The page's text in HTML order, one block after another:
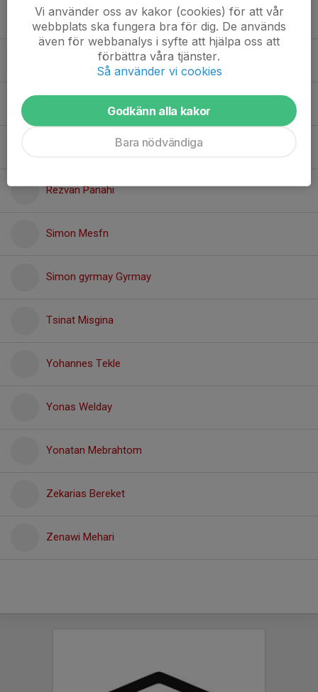
Muluebrhan Tsegay
Nahom Teklinkael
Nahom Weldemichael
Rezvan Panahi
Simon Mesfn
Simon gyrmay Gyrmay
Tsinat Misgina
Yohannes Tekle
Yonas Welday
Yonatan Mebrahtom
Zekarias Bereket
Zenawi Mehari
Vi använder oss av kakor (cookies) för att vår
webbplats ska fungera bra för dig. De används
även för webbanalys i syfte att hjälpa oss att
förbättra våra tjänster.
Så använder vi cookies
Godkänn alla kakor
Bara nödvändiga